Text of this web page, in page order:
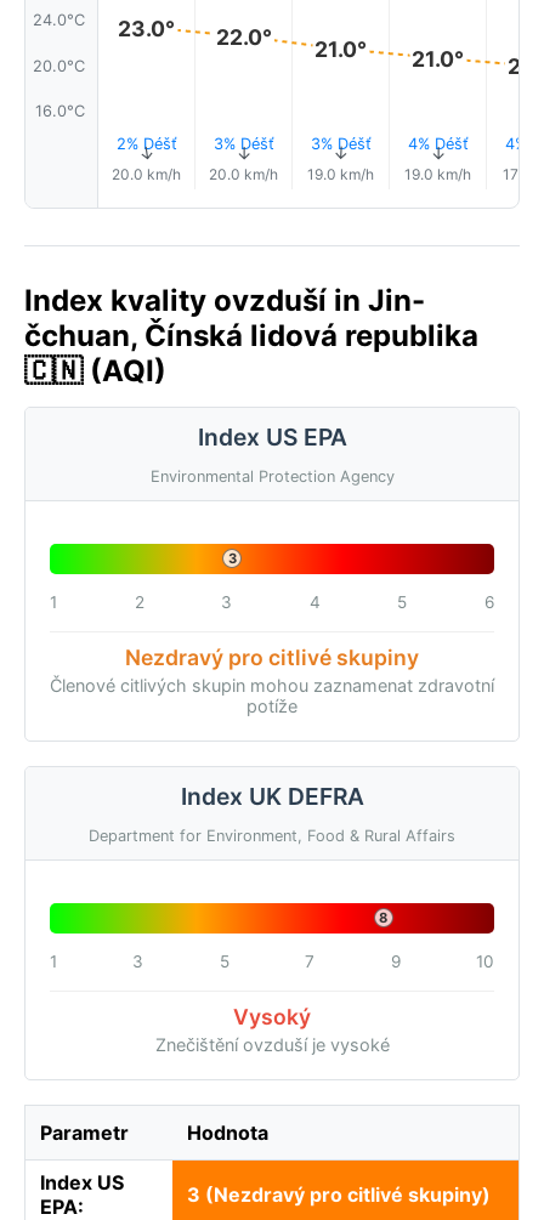
24.0°C
20.0°C
16.0°C
23.0°
2% Déšť
↑
20.0 km/h
22.0°
3% Déšť
↑
20.0 km/h
21.0°
3% Déšť
↑
19.0 km/h
21.0°
4% Déšť
↑
19.0 km/h
4%
17.0
Index kvality ovzduší in Jin-
čchuan, Čínská lidová republika
🇨🇳 (AQI)
Index US EPA
Environmental Protection Agency
3
1 2 3 4 5 6
Nezdravý pro citlivé skupiny
Členové citlivých skupin mohou zaznamenat zdravotní
potíže
Index UK DEFRA
Department for Environment, Food & Rural Affairs
8
1 3 5 7 9 10
Vysoký
Znečištění ovzduší je vysoké
Parametr Hodnota
Index US
EPA:
3 (Nezdravý pro citlivé skupiny)